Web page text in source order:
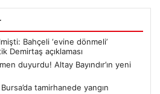
Bahçeli ‘evine dönmeli’
Demirtaş açıklaması
duyurdu! Altay Bayındır’ın yeni
tamirhanede yangın